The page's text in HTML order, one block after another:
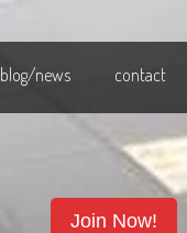
blog/news contact
Join Now!